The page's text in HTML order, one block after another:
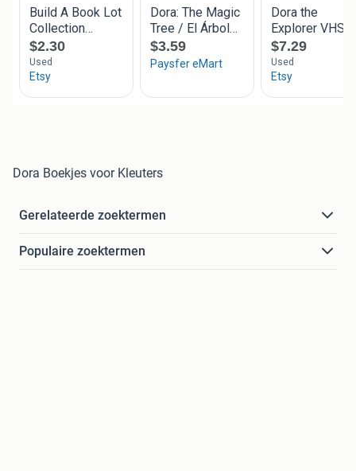
Dora Boekjes voor Kleuters
Gerelateerde zoektermen
Populaire zoektermen